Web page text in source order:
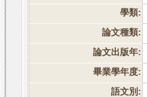
學類:
論文種類:
論文出版年:
畢業學年度:
語文別: